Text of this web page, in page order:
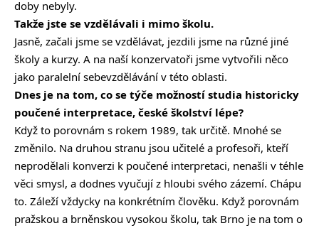
doby nebyly.
Takže jste se vzdělávali i mimo školu.
Jasně, začali jsme se vzdělávat, jezdili jsme na různé jiné
školy a kurzy. A na naší konzervatoři jsme vytvořili něco
jako paralelní sebevzdělávání v této oblasti.
Dnes je na tom, co se týče možností studia historicky
poučené interpretace, české školství lépe?
Když to porovnám s rokem 1989, tak určitě. Mnohé se
změnilo. Na druhou stranu jsou učitelé a profesoři, kteří
neprodělali konverzi k poučené interpretaci, nenašli v téhle
věci smysl, a dodnes vyučují z hloubi svého zázemí. Chápu
to. Záleží vždycky na konkrétním člověku. Když porovnám
pražskou a brněnskou vysokou školu, tak Brno je na tom o